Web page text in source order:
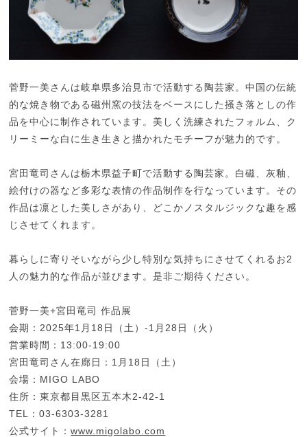
菅野一美さんは岐阜県多治見市で活動する陶芸家。中国の伝統
的な焼き物である磁州窯の技法をベースにした掻き落としの作
品を中心に制作されています。美しく洗練されたフォルム、ク
リーミーな白に生き生きと描かれたモチーフが魅力的です。
宮田竜司さんは栃木県益子町で活動する陶芸家。白磁、灰釉、
絵付けの器など多彩な表情の作品制作を行なっています。その
作品は凛とした美しさがあり、どこかノスタルジックな趣を感
じさせてくれます。
暮らしに寄りそいながら少し特別な気持ちにさせてくれるお2
人の魅力的な作品が並びます。是非ご期待ください。
菅野一美+宮田竜司 作品展
会期：2025年1月18日（土）-1月28日（火）
営業時間：13:00-19:00
宮田竜司さん在廊日：1月18日（土）
会場：MIGO LABO
住所：東京都目黒区五本木2-42-1
TEL：03-6303-3281
公式サイト：www.migolabo.com